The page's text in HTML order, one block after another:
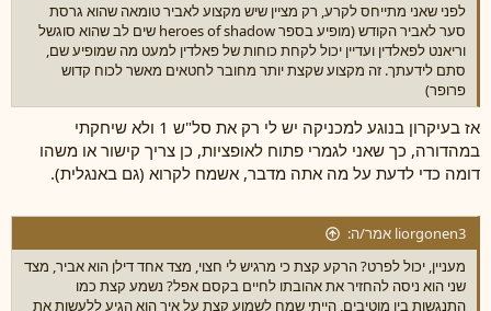
לפני שאני מתייחס לקרע, רק מציין שיש מקצוע לאביר טומאה שהוא גרסת
סער לאביר הקודש (מופיע בספר heroes of shadow שים לב שהוא סוגשל
וריאנט לפאלדין ועדיין יכול לקחת כוחות של פאלדין למעט מה שמופיע שם,
סתם לידעתך. זה מקצוע שקצת יותר מחובר לחטאים מאשר לכוח קדוש
פרופר)
אז בעיקרון בנוגע למכניקה יש לי רק את סל"ש 1 ולא שיחקתי
במהדורה, כך שאני לגמרי פתוח לאופציות, כן צריך קישור או משהו
דומה כדי לדעת על מה אתה מדבר, אשמח לקרוא (גם באנגלית).
liorgonen3 אמר/ה:
מעניין, יכול לפרט? הרקע קצת כי מרגיש לי חצוי, מצד אחד דילן הוא אביר, מצד
שני הוא ניסה להחזיר את אהובתו לחיים בקסם אפל? נשמע קצת כמו
התנגשות בין מוטיבים, הייתי שמח לשמוע קצת על איך הוא הגיע ללעשות את